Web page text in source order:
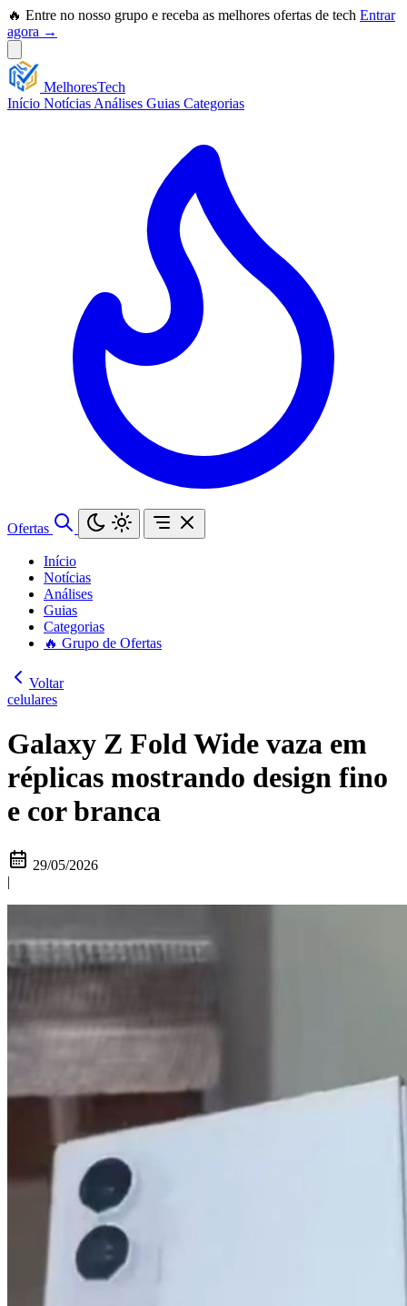
🔥 Entre no nosso grupo e receba as melhores ofertas de tech Entrar
agora →
MelhoresTech
Início Notícias Análises Guias Categorias
Ofertas
Início
Notícias
Análises
Guias
Categorias
🔥 Grupo de Ofertas
Voltar
celulares
Galaxy Z Fold Wide vaza em
réplicas mostrando design fino
e cor branca
29/05/2026
|